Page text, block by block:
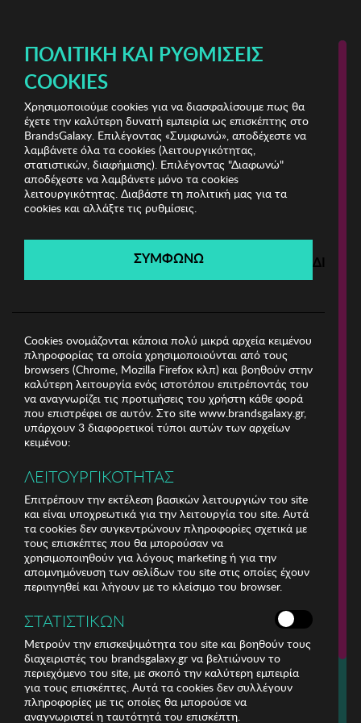
Jewels Bazaar Vol.2 ΓΥΝΑΙΚΑ
Jewels Bazaar Vol.2
Λήγει σε: 00ημέρες | 00ώρες 00λεπτά 00δευτ.
Filters
Για τηλεφωνικές παραγγελίες καλέστε
211 18 94 400
(Δευτέρα έως Παρασκευή 9:30 - 14:30 & 24ώρες Φωνητική Πύλη)
ΠΟΛΙΤΙΚΉ ΚΑΙ ΡΥΘΜΊΣΕΙΣ
COOKIES
Χρησιμοποιούμε cookies για να διασφαλίσουμε πως θα
έχετε την καλύτερη δυνατή εμπειρία ως επισκέπτης στο
BrandsGalaxy. Επιλέγοντας «Συμφωνώ», αποδέχεστε να
λαμβάνετε όλα τα cookies (λειτουργικότητας,
στατιστικών, διαφήμισης). Επιλέγοντας "Διαφωνώ"
αποδέχεστε να λαμβάνετε μόνο τα cookies
λειτουργικότητας. Διαβάστε τη πολιτική μας για τα
cookies και αλλάξτε τις ρυθμίσεις.
ΣΥΜΦΩΝΩ
Cookies ονομάζονται κάποια πολύ μικρά αρχεία κειμένου
πληροφορίας τα οποία χρησιμοποιούνται από τους
browsers (Chrome, Mozilla Firefox κλπ) και βοηθούν στην
καλύτερη λειτουργία ενός ιστοτόπου επιτρέποντάς του
να αναγνωρίζει τις προτιμήσεις του χρήστη κάθε φορά
που επιστρέφει σε αυτόν. Στο site www.brandsgalaxy.gr,
υπάρχουν 3 διαφορετικοί τύποι αυτών των αρχείων
κειμένου:
ΛΕΙΤΟΥΡΓΙΚΟΤΗΤΑΣ
Επιτρέπουν την εκτέλεση βασικών λειτουργιών του site
και είναι υποχρεωτικά για την λειτουργία του site. Αυτά
τα cookies δεν συγκεντρώνουν πληροφορίες σχετικά με
τους επισκέπτες που θα μπορούσαν να
χρησιμοποιηθούν για λόγους marketing ή για την
απομνημόνευση των σελίδων του site στις οποίες έχουν
περιηγηθεί και λήγουν με το κλείσιμο του browser.
ΣΤΑΤΙΣΤΙΚΩΝ
Μετρούν την επισκεψιμότητα του site και βοηθούν τους
διαχειριστές του brandsgalaxy.gr να βελτιώνουν το
περιεχόμενο του site, με σκοπό την καλύτερη εμπειρία
για τους επισκέπτες. Αυτά τα cookies δεν συλλέγουν
πληροφορίες με τις οποίες θα μπορούσε να
αναγνωριστεί η ταυτότητά του επισκέπτη.